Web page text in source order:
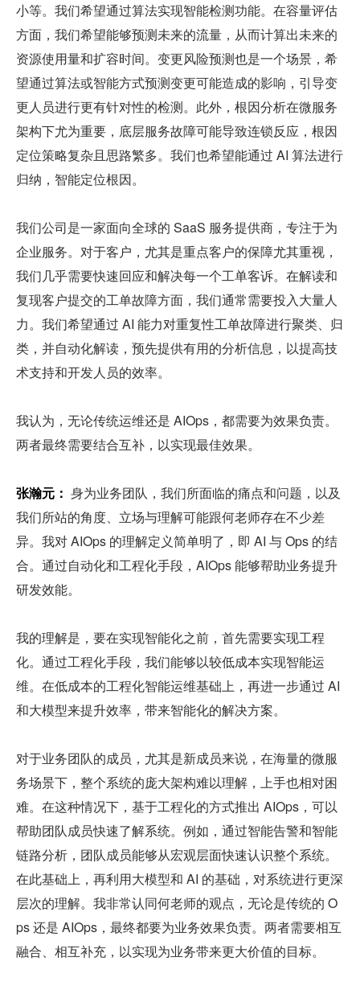
小等。我们希望通过算法实现智能检测功能。在容量评估
方面，我们希望能够预测未来的流量，从而计算出未来的
资源使用量和扩容时间。变更风险预测也是一个场景，希
望通过算法或智能方式预测变更可能造成的影响，引导变
更人员进行更有针对性的检测。此外，根因分析在微服务
架构下尤为重要，底层服务故障可能导致连锁反应，根因
定位策略复杂且思路繁多。我们也希望能通过 AI 算法进行
归纳，智能定位根因。
我们公司是一家面向全球的 SaaS 服务提供商，专注于为
企业服务。对于客户，尤其是重点客户的保障尤其重视，
我们几乎需要快速回应和解决每一个工单客诉。在解读和
复现客户提交的工单故障方面，我们通常需要投入大量人
力。我们希望通过 AI 能力对重复性工单故障进行聚类、归
类，并自动化解读，预先提供有用的分析信息，以提高技
术支持和开发人员的效率。
我认为，无论传统运维还是 AIOps，都需要为效果负责。
两者最终需要结合互补，以实现最佳效果。
张瀚元： 身为业务团队，我们所面临的痛点和问题，以及
我们所站的角度、立场与理解可能跟何老师存在不少差
异。我对 AIOps 的理解定义简单明了，即 AI 与 Ops 的结
合。通过自动化和工程化手段，AIOps 能够帮助业务提升
研发效能。
我的理解是，要在实现智能化之前，首先需要实现工程
化。通过工程化手段，我们能够以较低成本实现智能运
维。在低成本的工程化智能运维基础上，再进一步通过 AI
和大模型来提升效率，带来智能化的解决方案。
对于业务团队的成员，尤其是新成员来说，在海量的微服
务场景下，整个系统的庞大架构难以理解，上手也相对困
难。在这种情况下，基于工程化的方式推出 AIOps，可以
帮助团队成员快速了解系统。例如，通过智能告警和智能
链路分析，团队成员能够从宏观层面快速认识整个系统。
在此基础上，再利用大模型和 AI 的基础，对系统进行更深
层次的理解。我非常认同何老师的观点，无论是传统的 O
ps 还是 AIOps，最终都要为业务效果负责。两者需要相互
融合、相互补充，以实现为业务带来更大价值的目标。